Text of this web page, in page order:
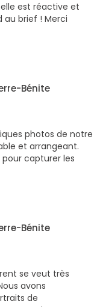
est réactive et
au brief ! Merci
Bénite
photos de notre
et arrangeant.
capturer les
Bénite
se veut très
avons
de